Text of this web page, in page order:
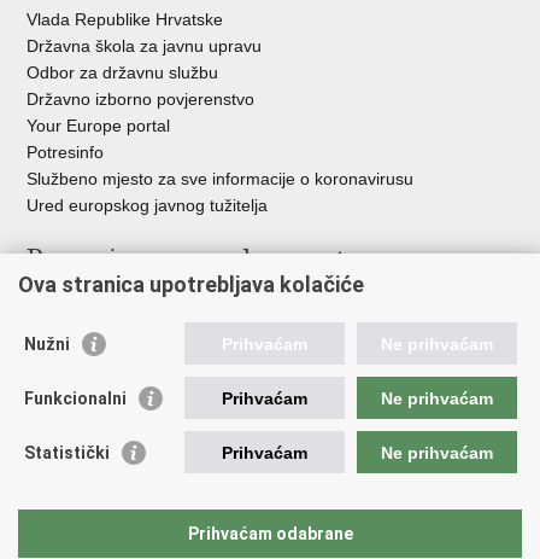
Vlada Republike Hrvatske
Državna škola za javnu upravu
Odbor za državnu službu
Državno izborno povjerenstvo
Your Europe portal
Potresinfo
Službeno mjesto za sve informacije o koronavirusu
Ured europskog javnog tužitelja
Poveznice pravosudnog sustava
Državno odvjetništvo
Ured za suzbijanje korupcije i organiziranog kriminaliteta
Državno sudbeno vijeće
Državnoodvjetničko vijeće
Hrvatska odvjetnička komora
Europski pravosudni portal
Ova stranica upotrebljava kolačiće
Nužni Prihvaćam Ne prihvaćam
Funkcionalni Prihvaćam Ne prihvaćam
Statistički Prihvaćam Ne prihvaćam
Prihvaćam odabrane